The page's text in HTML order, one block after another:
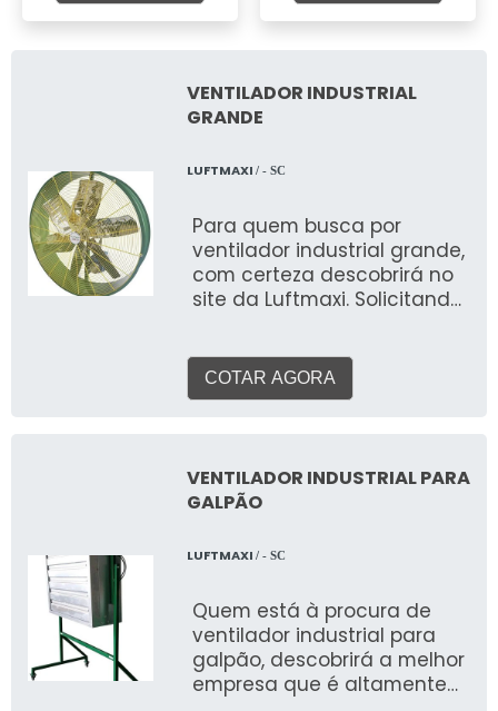
VENTILADOR INDUSTRIAL
GRANDE
LUFTMAXI / - SC
Para quem busca por
ventilador industrial grande,
com certeza descobrirá no
site da Luftmaxi. Solicitando
Industriais, acaba achando
a sofisticação, qualidade e
DIVERSAS VANTAGENS Em
locais com grande
uso de um ventilador
industrial grande é
calor, principalmente nos
dias mais quentes. O
equipamento deve oferecer
a diversos tipos de
COTAR AGORA
VENTILADOR INDUSTRIAL PARA
GALPÃO
LUFTMAXI / - SC
Quem está à procura de
ventilador industrial para
galpão, descobrirá a melhor
empresa que é altamente